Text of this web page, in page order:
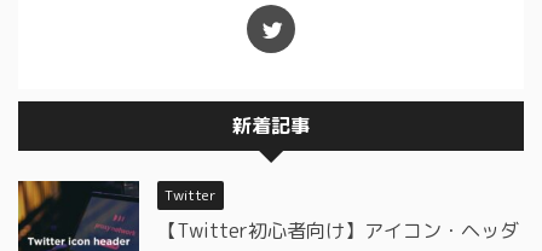
新着記事
Twitter
【Twitter初心者向け】アイコン・ヘッダ